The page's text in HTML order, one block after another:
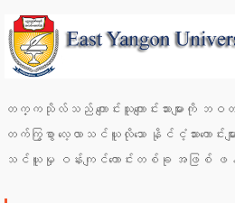
တက္ကသိုလ်သည် ကျောင်းသူကျောင်းသားမျာ
တက်ကြွစွာ လေ့လာသင်ယူလိုသော နိုင်ငံ့သားကောင်းမ
သင်ယူမှု ဝန်းကျင်ကောင်းတစ်ခု အဖြစ် ဖန်တီ